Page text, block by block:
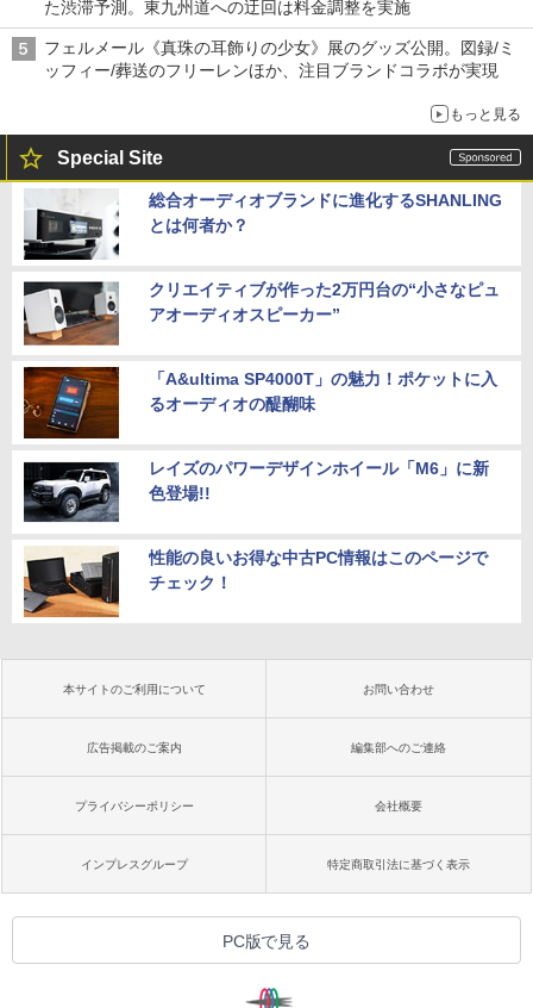
た渋滞予測。東九州道への迂回は料金調整を実施
フェルメール《真珠の耳飾りの少女》展のグッズ公開。図録/ミ
ッフィー/葬送のフリーレンほか、注目ブランドコラボが実現
もっと見る
Special Site
総合オーディオブランドに進化するSHANLING
とは何者か？
クリエイティブが作った2万円台の“小さなピュ
アオーディオスピーカー”
「A&ultima SP4000T」の魅力！ポケットに入
るオーディオの醍醐味
レイズのパワーデザインホイール「M6」に新
色登場!!
性能の良いお得な中古PC情報はこのページで
チェック！
本サイトのご利用について お問い合わせ
広告掲載のご案内 編集部へのご連絡
プライバシーポリシー 会社概要
インプレスグループ 特定商取引法に基づく表示
PC版で見る